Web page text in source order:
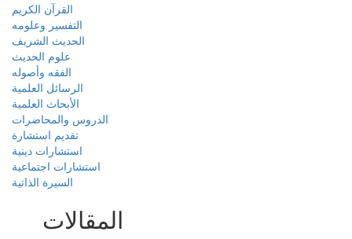
القرآن الكريم
التفسير وعلومه
الحديث الشريف
علوم الحديث
الفقه وأصوله
الرسائل العلمية
الأبحاث العلمية
الدروس والمحاضرات
تقديم استشارة
استشارات دينية
استشارات اجتماعية
السيرة الذاتية
المقالات